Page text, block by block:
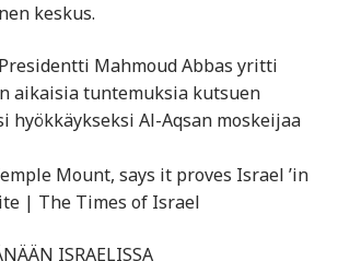
keskus.
Mahmoud Abbas yritti
aikaisia tuntemuksia kutsuen
hyökkäykseksi Al-Aqsan moskeijaa
Mount, says it proves Israel ’in
| The Times of Israel
ISRAELISSA